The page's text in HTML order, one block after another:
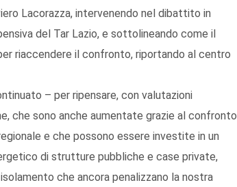
Lacorazza, intervenendo nel dibattito in
del Tar Lazio, e sottolineando come il
riaccendere il confronto, riportando al centro
– per ripensare, con valutazioni
che sono anche aumentate grazie al confronto
e che possono essere investite in un
di strutture pubbliche e case private,
che ancora penalizzano la nostra